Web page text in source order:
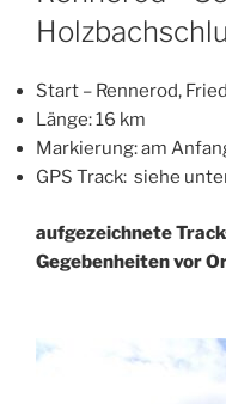
Start – Rennerod,
Länge: 16 km
Markierung: am
GPS Track: siehe
aufgezeichnete
Gegebenheiten vor